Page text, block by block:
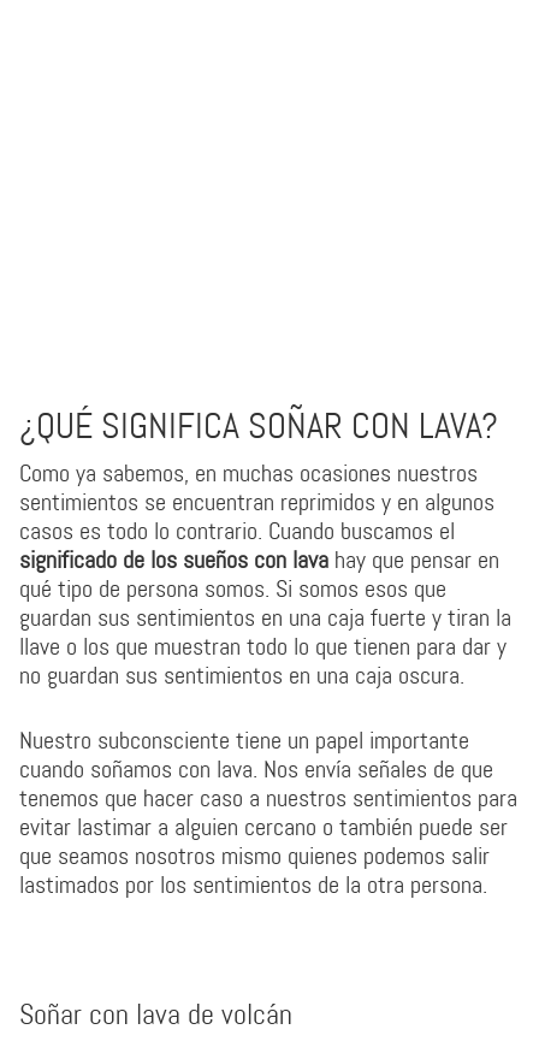
¿QUÉ SIGNIFICA SOÑAR CON LAVA?
Como ya sabemos, en muchas ocasiones nuestros
sentimientos se encuentran reprimidos y en algunos
casos es todo lo contrario. Cuando buscamos el
significado de los sueños con lava hay que pensar en
qué tipo de persona somos. Si somos esos que
guardan sus sentimientos en una caja fuerte y tiran la
llave o los que muestran todo lo que tienen para dar y
no guardan sus sentimientos en una caja oscura.
Nuestro subconsciente tiene un papel importante
cuando soñamos con lava. Nos envía señales de que
tenemos que hacer caso a nuestros sentimientos para
evitar lastimar a alguien cercano o también puede ser
que seamos nosotros mismo quienes podemos salir
lastimados por los sentimientos de la otra persona.
Soñar con lava de volcán